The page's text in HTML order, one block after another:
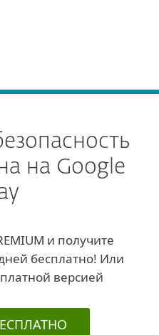
на Google
и получите
бесплатно! Или
версией